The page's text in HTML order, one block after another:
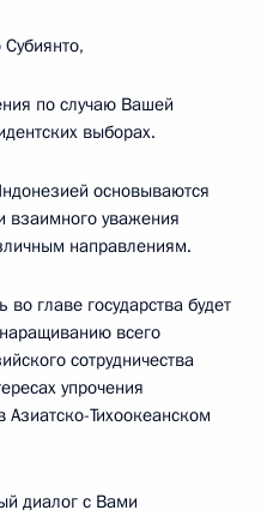
по случаю Вашей
выборах.
основываются
взаимного уважения
направлениям.
главе государства будет
всего
сотрудничества
упрочения
Азиатско-Тихоокеанском
диалог с Вами